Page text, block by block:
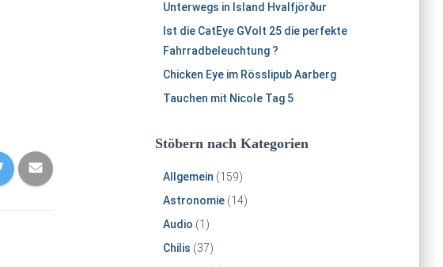
Unterwegs in Island Hvalfjörður
Ist die CatEye GVolt 25 die perfekte
Fahrradbeleuchtung ?
Chicken Eye im Rösslipub Aarberg
Tauchen mit Nicole Tag 5
Stöbern nach Kategorien
Allgemein (159)
Astronomie(14)
Audio (1)
Chilis (37)